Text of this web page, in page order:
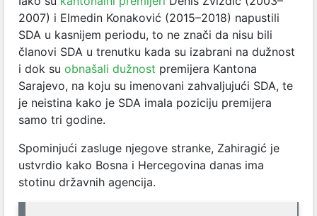
2007) i Elmedin Konaković (2015–2018) napustili
SDA u kasnijem periodu, to ne znači da nisu bili
članovi SDA u trenutku kada su izabrani na dužnost
i dok su obnašali dužnost premijera Kantona
Sarajevo, na koju su imenovani zahvaljujući SDA, te
je neistina kako je SDA imala poziciju premijera
samo tri godine.
Spominjući zasluge njegove stranke, Zahiragić je
ustvrdio kako Bosna i Hercegovina danas ima
stotinu državnih agencija.